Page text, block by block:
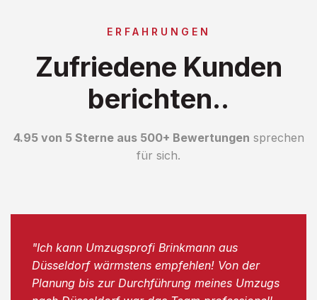
ERFAHRUNGEN
Zufriedene Kunden
berichten..
4.95 von 5 Sterne aus 500+ Bewertungen sprechen
für sich.
"Ich kann Umzugsprofi Brinkmann aus
Düsseldorf wärmstens empfehlen! Von der
Planung bis zur Durchführung meines Umzugs